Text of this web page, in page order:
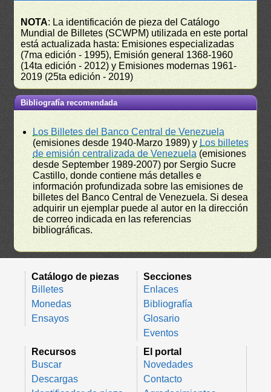
NOTA: La identificación de pieza del Catálogo
Mundial de Billetes (SCWPM) utilizada en este portal
está actualizada hasta: Emisiones especializadas
(7ma edición - 1995), Emisión general 1368-1960
(14ta edición - 2012) y Emisiones modernas 1961-
2019 (25ta edición - 2019)
Bibliografía recomendada
Los Billetes del Banco Central de Venezuela
(emisiones desde 1940-Marzo 1989) y Los billetes
de emisión centralizada de Venezuela (emisiones
desde September 1989-2007) por Sergio Sucre
Castillo, donde contiene más detalles e
información profundizada sobre las emisiones de
billetes del Banco Central de Venezuela. Si desea
adquirir un ejemplar puede al autor en la dirección
de correo indicada en las referencias
bibliográficas.
Catálogo de piezas
Billetes
Monedas
Ensayos
Secciones
Enlaces
Bibliografía
Glosario
Eventos
Recursos
Buscar
Descargas
El portal
Novedades
Contacto